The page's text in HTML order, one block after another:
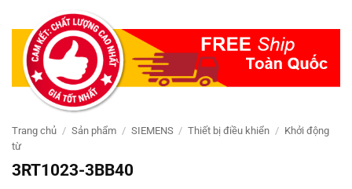
Trang chủ / Sản phẩm / SIEMENS / Thiết bị điều khiển / Khởi động
từ
3RT1023-3BB40